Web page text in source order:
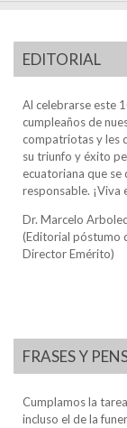
EDITORIAL
Al celebrarse este
cumpleaños de
compatriotas y les
su triunfo y éxito
ecuatoriana que
responsable. ¡Viva
Dr. Marcelo
(Editorial póstumo
Director Emérito)
FRASES Y
Cumplamos la
incluso el de la